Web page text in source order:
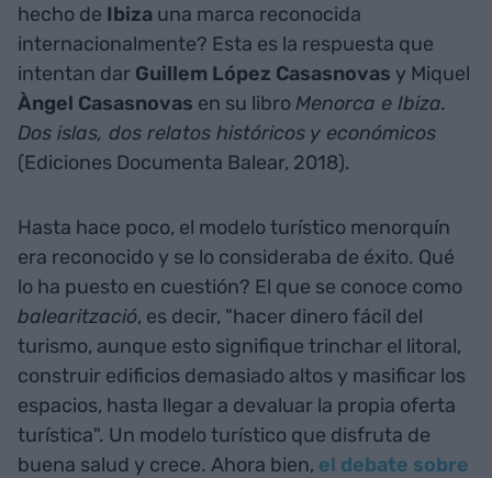
hecho de Ibiza una marca reconocida
internacionalmente? Esta es la respuesta que
intentan dar Guillem López Casasnovas y Miquel
Àngel Casasnovas en su libroMenorca e Ibiza.
Dos islas, dos relatos históricos y económicos
(Ediciones Documenta Balear, 2018).
Hasta hace poco, el modelo turístico menorquín
era reconocido y se lo consideraba de éxito. Qué
lo ha puesto en cuestión? El que se conoce como
balearització, es decir, "hacer dinero fácil del
turismo, aunque esto signifique trinchar el litoral,
construir edificios demasiado altos y masificar los
espacios, hasta llegar a devaluar la propia oferta
turística". Un modelo turístico que disfruta de
buena salud y crece. Ahora bien, el debate sobre